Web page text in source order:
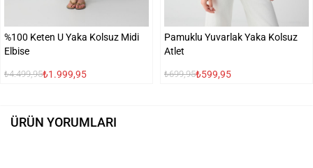
%100 Keten U Yaka Kolsuz Midi
Elbise
₺4.499,95₺1.999,95
Pamuklu Yuvarlak Yaka Kolsuz
Atlet
₺699,95₺599,95
ÜRÜN YORUMLARI